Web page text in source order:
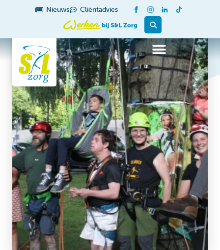
Nieuws Cliëntadvies